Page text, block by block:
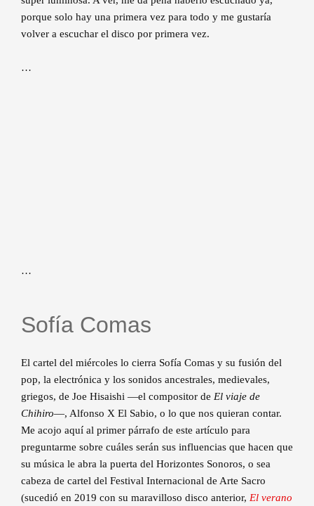
porque solo hay una primera vez para todo y me gustaría
volver a escuchar el disco por primera vez.
…
…
Sofía Comas
El cartel del miércoles lo cierra Sofía Comas y su fusión del
pop, la electrónica y los sonidos ancestrales, medievales,
griegos, de Joe Hisaishi —el compositor de El viaje de
Chihiro—, Alfonso X El Sabio, o lo que nos quieran contar.
Me acojo aquí al primer párrafo de este artículo para
preguntarme sobre cuáles serán sus influencias que hacen que
su música le abra la puerta del Horizontes Sonoros, o sea
cabeza de cartel del Festival Internacional de Arte Sacro
(sucedió en 2019 con su maravilloso disco anterior, El verano